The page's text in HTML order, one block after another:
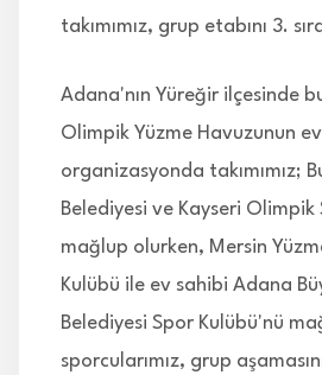
takımımız, grup etabını 3.
Adana'nın Yüreğir ilçesinde
Olimpik Yüzme Havuzunun
organizasyonda takımımız;
Belediyesi ve Kayseri Olimpik
mağlup olurken, Mersin
Kulübü ile ev sahibi Adana
Belediyesi Spor Kulübü'nü
sporcularımız, grup